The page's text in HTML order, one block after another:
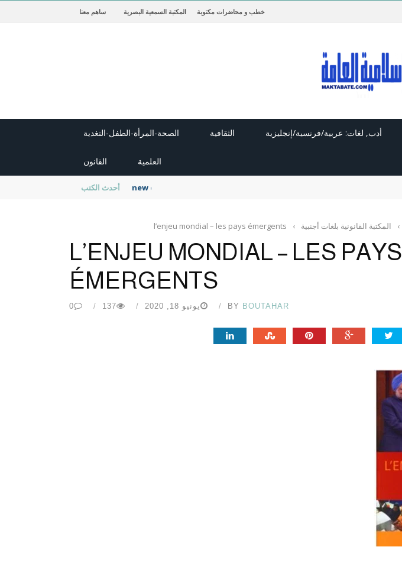
خطب و محاضرات مكتوبة المكتبة السمعية البصرية ساهم معنا
أدب, لغات: عربية/فرنسية/إنجليزية الثقافية الصحة-المرأة-الطفل-التغدية
العلمية القانون
أحدث الكتب new cambridge history of islam
› المكتبة القانونية بلغات أجنبية ›
l’enjeu mondial – les pays émergents
L’ENJEU MONDIAL – LES PAYS
ÉMERGENTS
BY BOUTAHAR يونيو 18, 2020 137
0